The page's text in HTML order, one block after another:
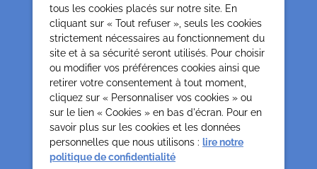
75013 Paris
0142850804
contact@cesap.asso.fr
Cesap Formation
formation@cesap.asso.fr
01 53 20 68 58
Mentions Légales
Gestion des cookies
Politique de confidentialité et protection des données
tous les cookies placés sur notre site. En
cliquant sur « Tout refuser », seuls les cookies
strictement nécessaires au fonctionnement du
site et à sa sécurité seront utilisés. Pour choisir
ou modifier vos préférences cookies ainsi que
retirer votre consentement à tout moment,
cliquez sur « Personnaliser vos cookies » ou
sur le lien « Cookies » en bas d'écran. Pour en
savoir plus sur les cookies et les données
personnelles que nous utilisons : lire notre
politique de confidentialité